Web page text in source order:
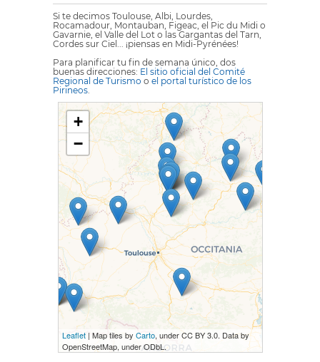
Si te decimos Toulouse, Albi, Lourdes,
Rocamadour, Montauban, Figeac, el Pic du Midi o
Gavarnie, el Valle del Lot o las Gargantas del Tarn,
Cordes sur Ciel... ¡piensas en Midi-Pyrénées!
Para planificar tu fin de semana único, dos
buenas direcciones: El sitio oficial del Comité
Regional de Turismo o el portal turístico de los
Pirineos.
+
−
Leaflet| Map tiles by Carto, under CC BY 3.0. Data by
OpenStreetMap, under ODbL.